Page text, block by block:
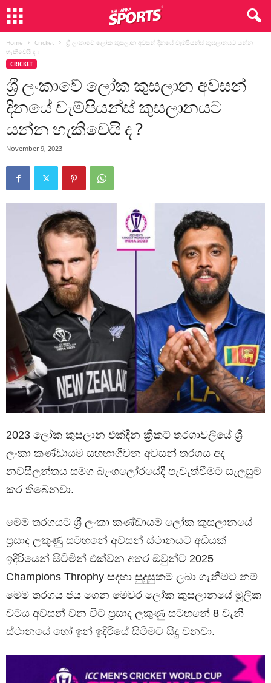
Home Cricket
ශ්‍රී ලංකාවේ ලෝක කුසලාන අවසන් දිනයේ චැම්පියන්ස් කුසලානයට යන්න
හැකිවෙයි ද ?
CRICKET
ශ්‍රී ලංකාවේ ලෝක කුසලාන අවසන්
දිනයේ චැම්පියන්ස් කුසලානයට
යන්න හැකිවෙයි ද ?
November 9, 2023
2023 ලෝක කුසලාන එක්දින ක්‍රිකට් තරගාවලියේ ශ්‍රී
ලංකා කණ්ඩායම සහභාගීවන අවසන් තරගය අද
නවසීලන්තය සමග බැංගලෝරයේදී පැවැත්වීමට සැලසුම්
කර තිබෙනවා.
මෙම තරගයට ශ්‍රී ලංකා කණ්ඩායම ලෝක කුසලානයේ
ප්‍රසාද ලකුණු සටහනේ අවසන් ස්ථානයට අඩියක්
ඉදිරියෙන් සිටිමින් එක්වන අතර ඔවුන්ට 2025
Champions Throphy සදහා සුදුසුකම් ලබා ගැනීමට නම්
මෙම තරගය ජය ගෙන මෙවර ලෝක කුසලානයේ මූලික
වටය අවසන් වන විට ප්‍රසාද ලකුණු සටහනේ 8 වැනි
ස්ථානයේ හෝ ඉන් ඉදිරියේ සිටිමට සිදු වනවා.